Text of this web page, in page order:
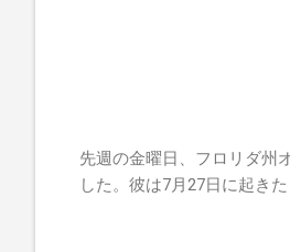
先週の金曜日、フロリダ州
した。彼は7月27日に起き